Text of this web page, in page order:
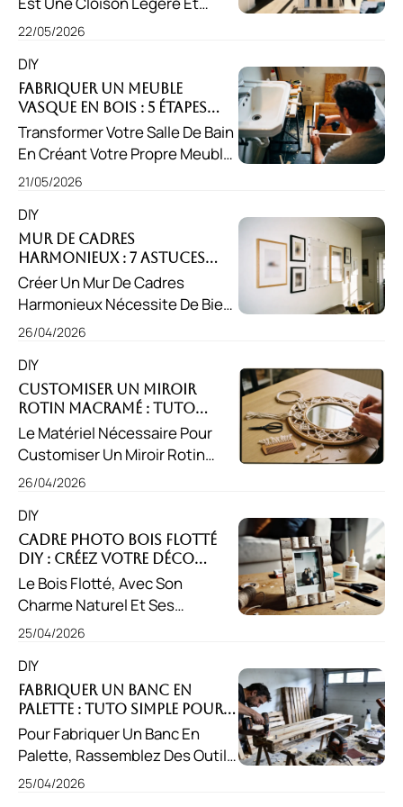
Ni Gros Budget.
Décorative Qui Permet De
En Laissant Passer La Lumière.
Facile À Réaliser, Il S'adapte À
Tous Les Intérieurs.
22/05/2026
DIY
Fabriquer Un Meuble
Vasque En Bois : 5 Étapes
Simples !
Transformer Votre Salle De Bain
En Créant Votre Propre Meuble
Est À La Fois Économique Et
Vasque En Bois Vous Permet
D'obtenir Un Design
Personnalisé, Résistant Et
Chaleureux.
21/05/2026
DIY
Mur De Cadres
Harmonieux : 7 Astuces
Pour Composer Votre
Galerie !
Créer Un Mur De Cadres
Harmonieux Nécessite De Bien
Choisir Son Emplacement. Les
Salon Sont Idéales, Tout
Comme Les Couloirs, Pour
Donner Vie À Votre Galerie
Personnelle.
26/04/2026
DIY
Customiser Un Miroir
Rotin Macramé : Tuto
Bohème À Réaliser !
Le Matériel Nécessaire Pour
Customiser Un Miroir Rotin
Macramé Inclut Un Miroir Rond,
Corde En Coton, Des Ciseaux,
Un Peigne À Macramé Et De La
Colle Forte. En Quelques
Étapes Simples, Créez Une
Belle Pièce Décorative.
26/04/2026
DIY
Cadre Photo Bois Flotté
DIY : Créez Votre Déco
Unique !
Le Bois Flotté, Avec Son
Charme Naturel Et Ses
Nuances Uniques, Est Idéal
Cadre Photo Bois Flotté DIY Qui
Allie Souvenirs Authentiques
Et Déco Personnalisée Pour
Votre Intérieur.
25/04/2026
DIY
Fabriquer Un Banc En
Palette : Tuto Simple Pour
Le Jardin !
Pour Fabriquer Un Banc En
Palette, Rassemblez Des Outils
Essentiels Comme Une
25/04/2026